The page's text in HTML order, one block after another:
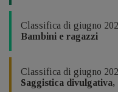
Classifica di giugno
Bambini e ragazzi
Classifica di giugno
Saggistica